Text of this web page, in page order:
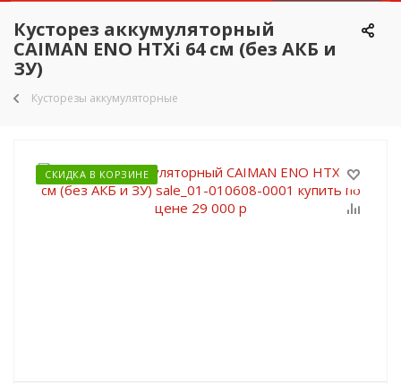
Кусторез аккумуляторный
CAIMAN ENO HTXi 64 см (без АКБ и
ЗУ)
Кусторезы аккумуляторные
СКИДКА В КОРЗИНЕ